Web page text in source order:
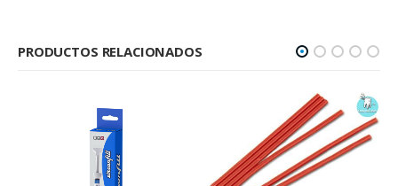
PRODUCTOS RELACIONADOS